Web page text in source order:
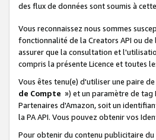
des flux de données sont soumis à
Vous reconnaissez nous sommes
fonctionnalité de la Creators API ou de
assurer que la consultation et
compris la présente Licence et toutes
Vous êtes tenu(e) d'utiliser une paire
de Compte ») et un paramètre de
Partenaires d'Amazon, soit un
la PA API. Vous pouvez obtenir vos
Pour obtenir du contenu publicitaire